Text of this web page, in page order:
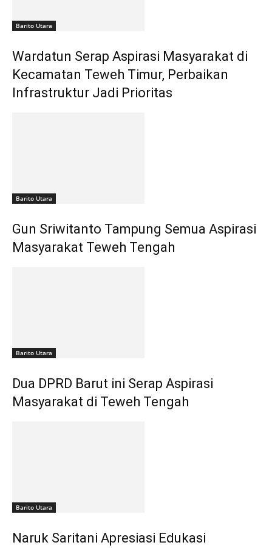
Barito Utara
Wardatun Serap Aspirasi Masyarakat di
Kecamatan Teweh Timur, Perbaikan
Infrastruktur Jadi Prioritas
Barito Utara
Gun Sriwitanto Tampung Semua Aspirasi
Masyarakat Teweh Tengah
Barito Utara
Dua DPRD Barut ini Serap Aspirasi
Masyarakat di Teweh Tengah
Barito Utara
Naruk Saritani Apresiasi Edukasi